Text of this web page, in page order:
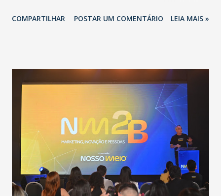
adotadas pelo Governo do Estado na contenção da
população suspeita e de cuidados com os ambientes
públicos e domiciliares. “Nós não estamos vivendo uma
epidemia comum, como temos em todos os anos, com
aumento de casos de dengue, influenza ou H1N1. Trata-se
de uma epidemia com um vírus diferente, com um poder de
contaminação maior que outros coronavírus”, apontou o
secretário. Segundo ele, é uma epidemia com chance de
contaminação alta, podendo gerar um grande risco à
população e ao sistema de saúde. “Precisamos saber fazer a
COMPARTILHAR POSTAR UM COMENTÁRIO LEIA MAIS »